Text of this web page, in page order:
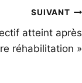
SUIVANT
atteint après
réhabilitation »